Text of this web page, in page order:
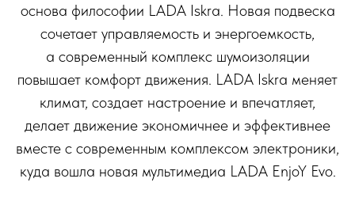
основа философии LADA Iskra. Новая подвеска
сочетает управляемость и энергоемкость,
а современный комплекс шумоизоляции
повышает комфорт движения. LADA Iskra меняет
климат, создает настроение и впечатляет,
делает движение экономичнее и эффективнее
вместе с современным комплексом электроники,
куда вошла новая мультимедиа LADA EnjoY Evo.